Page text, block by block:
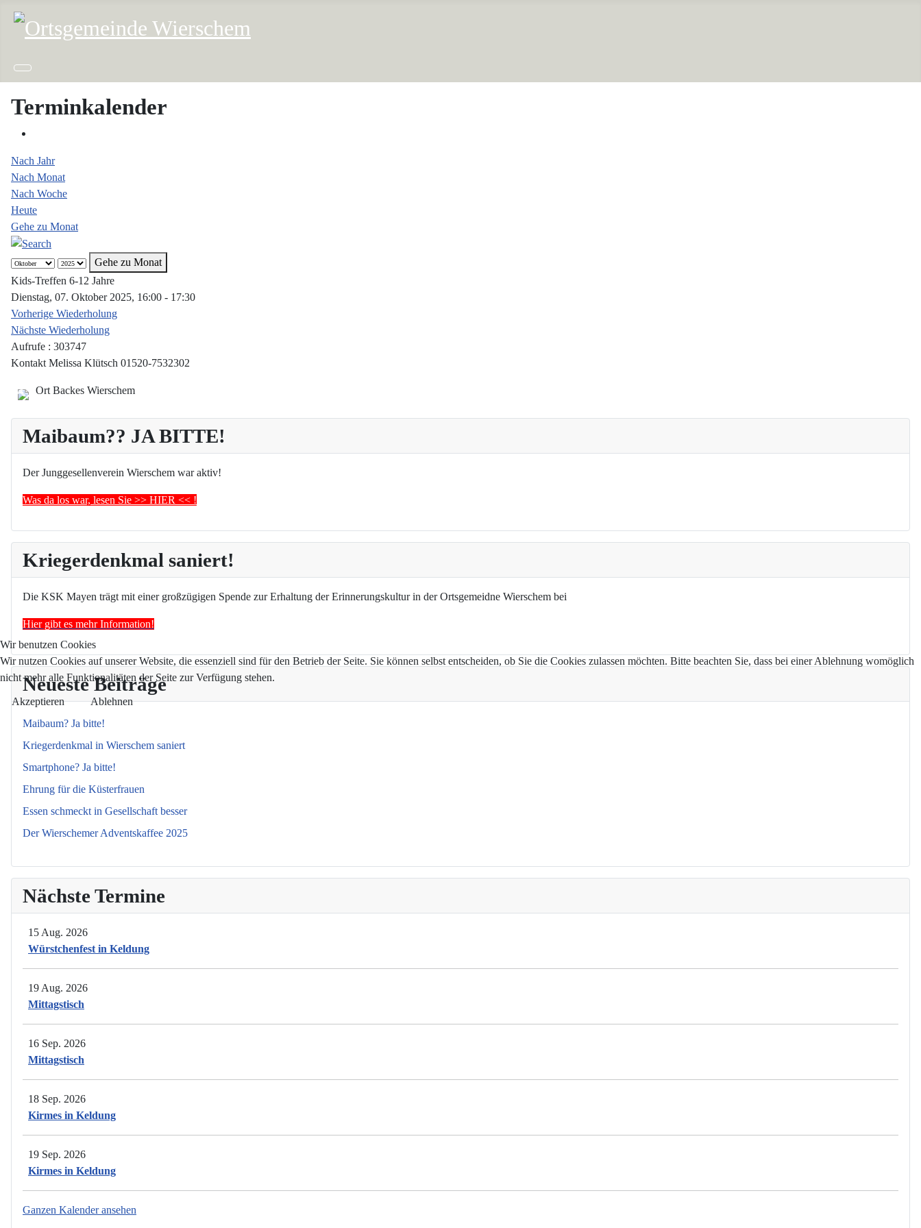
Maibaum?? JA BITTE!
Der Junggesellenverein Wierschem war aktiv!
Was da los war, lesen Sie >> HIER << !
Kriegerdenkmal saniert!
Die KSK Mayen trägt mit einer großzügigen Spende zur Erhaltung der Erinnerungskultur in der Ortsgemeidne Wierschem bei
Hier gibt es mehr Information!
Neueste Beiträge
Maibaum? Ja bitte!
Kriegerdenkmal in Wierschem saniert
Smartphone? Ja bitte!
Ehrung für die Küsterfrauen
Essen schmeckt in Gesellschaft besser
Der Wierschemer Adventskaffee 2025
Nächste Termine
15 Aug. 2026
Würstchenfest in Keldung
19 Aug. 2026
Mittagstisch
16 Sep. 2026
Mittagstisch
18 Sep. 2026
Kirmes in Keldung
19 Sep. 2026
Kirmes in Keldung
Ganzen Kalender ansehen
Terminkalender
Nach Jahr
Nach Monat
Nach Woche
Heute
Gehe zu Monat
Gehe zu Monat
Kids-Treffen 6-12 Jahre
Dienstag, 07. Oktober 2025, 16:00 - 17:30
Vorherige Wiederholung
Nächste Wiederholung
Aufrufe : 303747
Kontakt Melissa Klütsch 01520-7532302
Ort Backes Wierschem
Wir benutzen Cookies
Wir nutzen Cookies auf unserer Website, die essenziell sind für den Betrieb der Seite. Sie können selbst entscheiden, ob Sie die Cookies zulassen möchten. Bitte beachten Sie, dass bei einer Ablehnung womöglich
nicht mehr alle Funktionalitäten der Seite zur Verfügung stehen.
Akzeptieren Ablehnen